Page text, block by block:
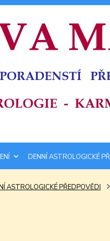
DENNÍ ASTROLOGICKÉ
ASTROLOGICKÉ PŘEDPOVĚDI